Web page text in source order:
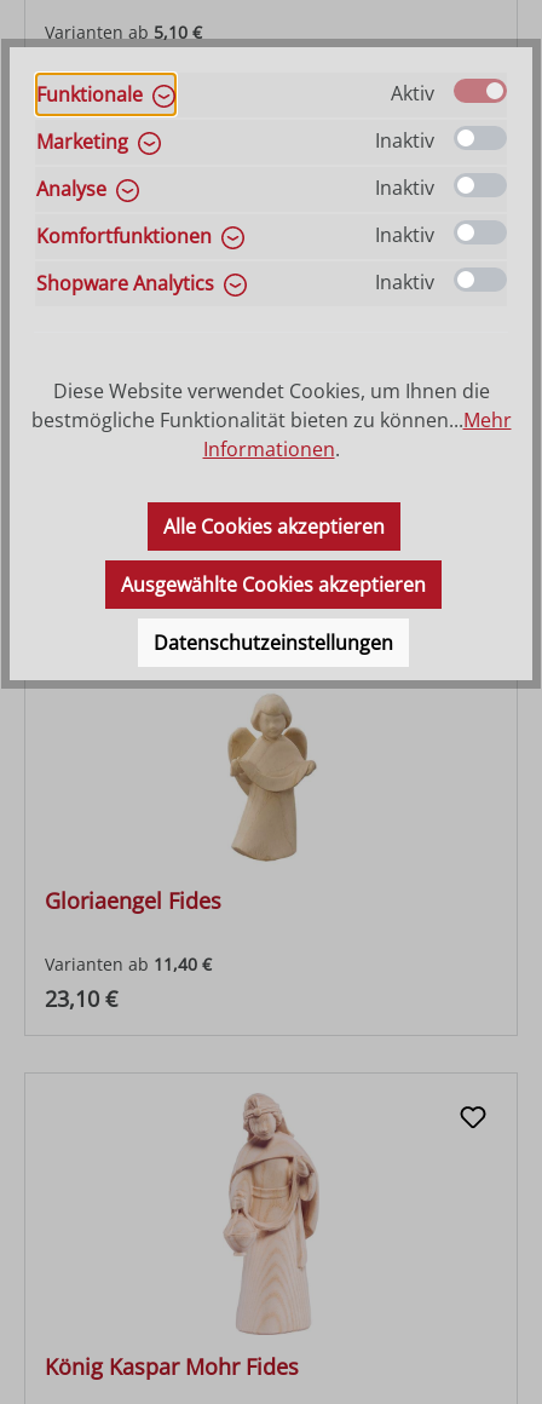
Varianten ab 5,10 €
Regulärer Preis:
9,20 €
Jesukind Fides
Varianten ab4,80 €
Regulärer Preis:
Gloriaengel Fides
Varianten ab 11,40 €
Regulärer Preis:
23,10 €
König Kaspar Mohr Fides
Funktionale
Aktiv
Marketing
Inaktiv
Analyse
Inaktiv
Komfortfunktionen
Inaktiv
Shopware Analytics
Inaktiv
Diese Website verwendet Cookies, um Ihnen die
bestmögliche Funktionalität bieten zu können...Mehr
Informationen.
Alle Cookies akzeptieren
Ausgewählte Cookies akzeptieren
Datenschutzeinstellungen